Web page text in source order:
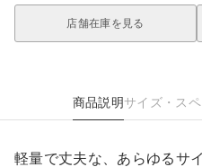
店舗在庫を見る
商品説明サイズ・スペ
軽量で丈夫な、あらゆるサ